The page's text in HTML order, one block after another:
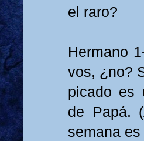
el raro?
Hermano
vos, ¿no?
picado es
de Papá.
semana